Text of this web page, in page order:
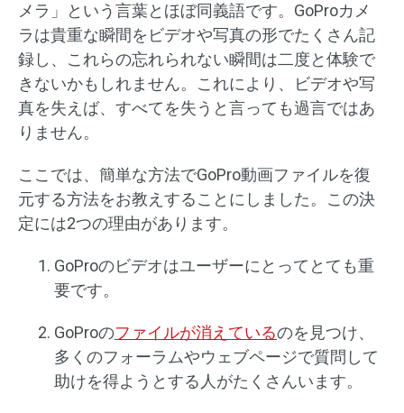
メラ」という言葉とほぼ同義語です。GoProカメ
ラは貴重な瞬間をビデオや写真の形でたくさん記
録し、これらの忘れられない瞬間は二度と体験で
きないかもしれません。これにより、ビデオや写
真を失えば、すべてを失うと言っても過言ではあ
りません。
ここでは、簡単な方法でGoPro動画ファイルを復
元する方法をお教えすることにしました。この決
定には2つの理由があります。
GoProのビデオはユーザーにとってとても重
要です。
GoProのファイルが消えているのを見つけ、
多くのフォーラムやウェブページで質問して
助けを得ようとする人がたくさんいます。